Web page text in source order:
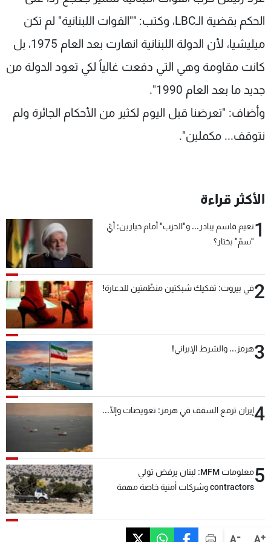
A+
A-
الحكم بقضية الـLBC، وكتب: ""القوات اللبنانية" لم تكن
ميليشيا، لأن الدولة اللبنانية انهارت بعد العام 1975، بل
كانت مقاومة وهي التي دفعت غالياً لكي تعود الدولة من
جديد ما بعد العام 1990".
وأضاف: "تعرضنا قبل اليوم لكثير من الأحكام الجائرة ولم
نتوقف... مكملين".
الأكثر قراءة
1نعيم قاسم يبادر... و"الحزب" أمام خيارين: أيّ
"سمّ" يختار؟
2في بيروت: تفكيك شبكتين منظّمتين للدعارة!
3هرمز... والشرط الإيراني!
4إيران ترفع السقف في هرمز: تعويضات وإلّا...
5
معلومات MFM: لبنان يرفض تولي
contractors وشركات أمنية خاصة مهمة
شاهد البرامج
الترددات
عن MTV
لاعلاناتكم
وظائف
سياسة الخصوصية